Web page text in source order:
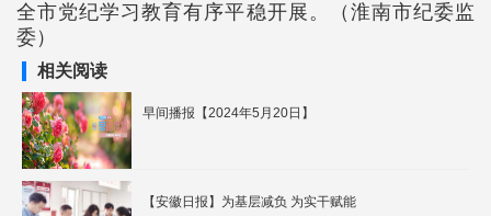
全市党纪学习教育有序平稳开展。（淮南市纪委监
委）
相关阅读
早间播报【2024年5月20日】
【安徽日报】为基层减负 为实干赋能